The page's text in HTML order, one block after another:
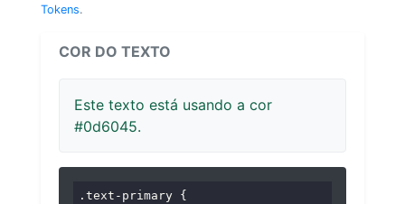
Tokens.
COR DO TEXTO
Este texto está usando a cor
#0d6045.
.text-primary {